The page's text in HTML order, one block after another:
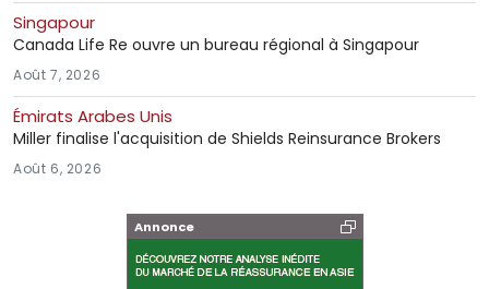
Singapour
Canada Life Re ouvre un bureau régional à Singapour
Août 7, 2026
Émirats Arabes Unis
Miller finalise l'acquisition de Shields Reinsurance Brokers
Août 6, 2026
Annonce